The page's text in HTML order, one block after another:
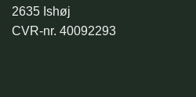
2635 Ishøj
CVR-nr. 40092293